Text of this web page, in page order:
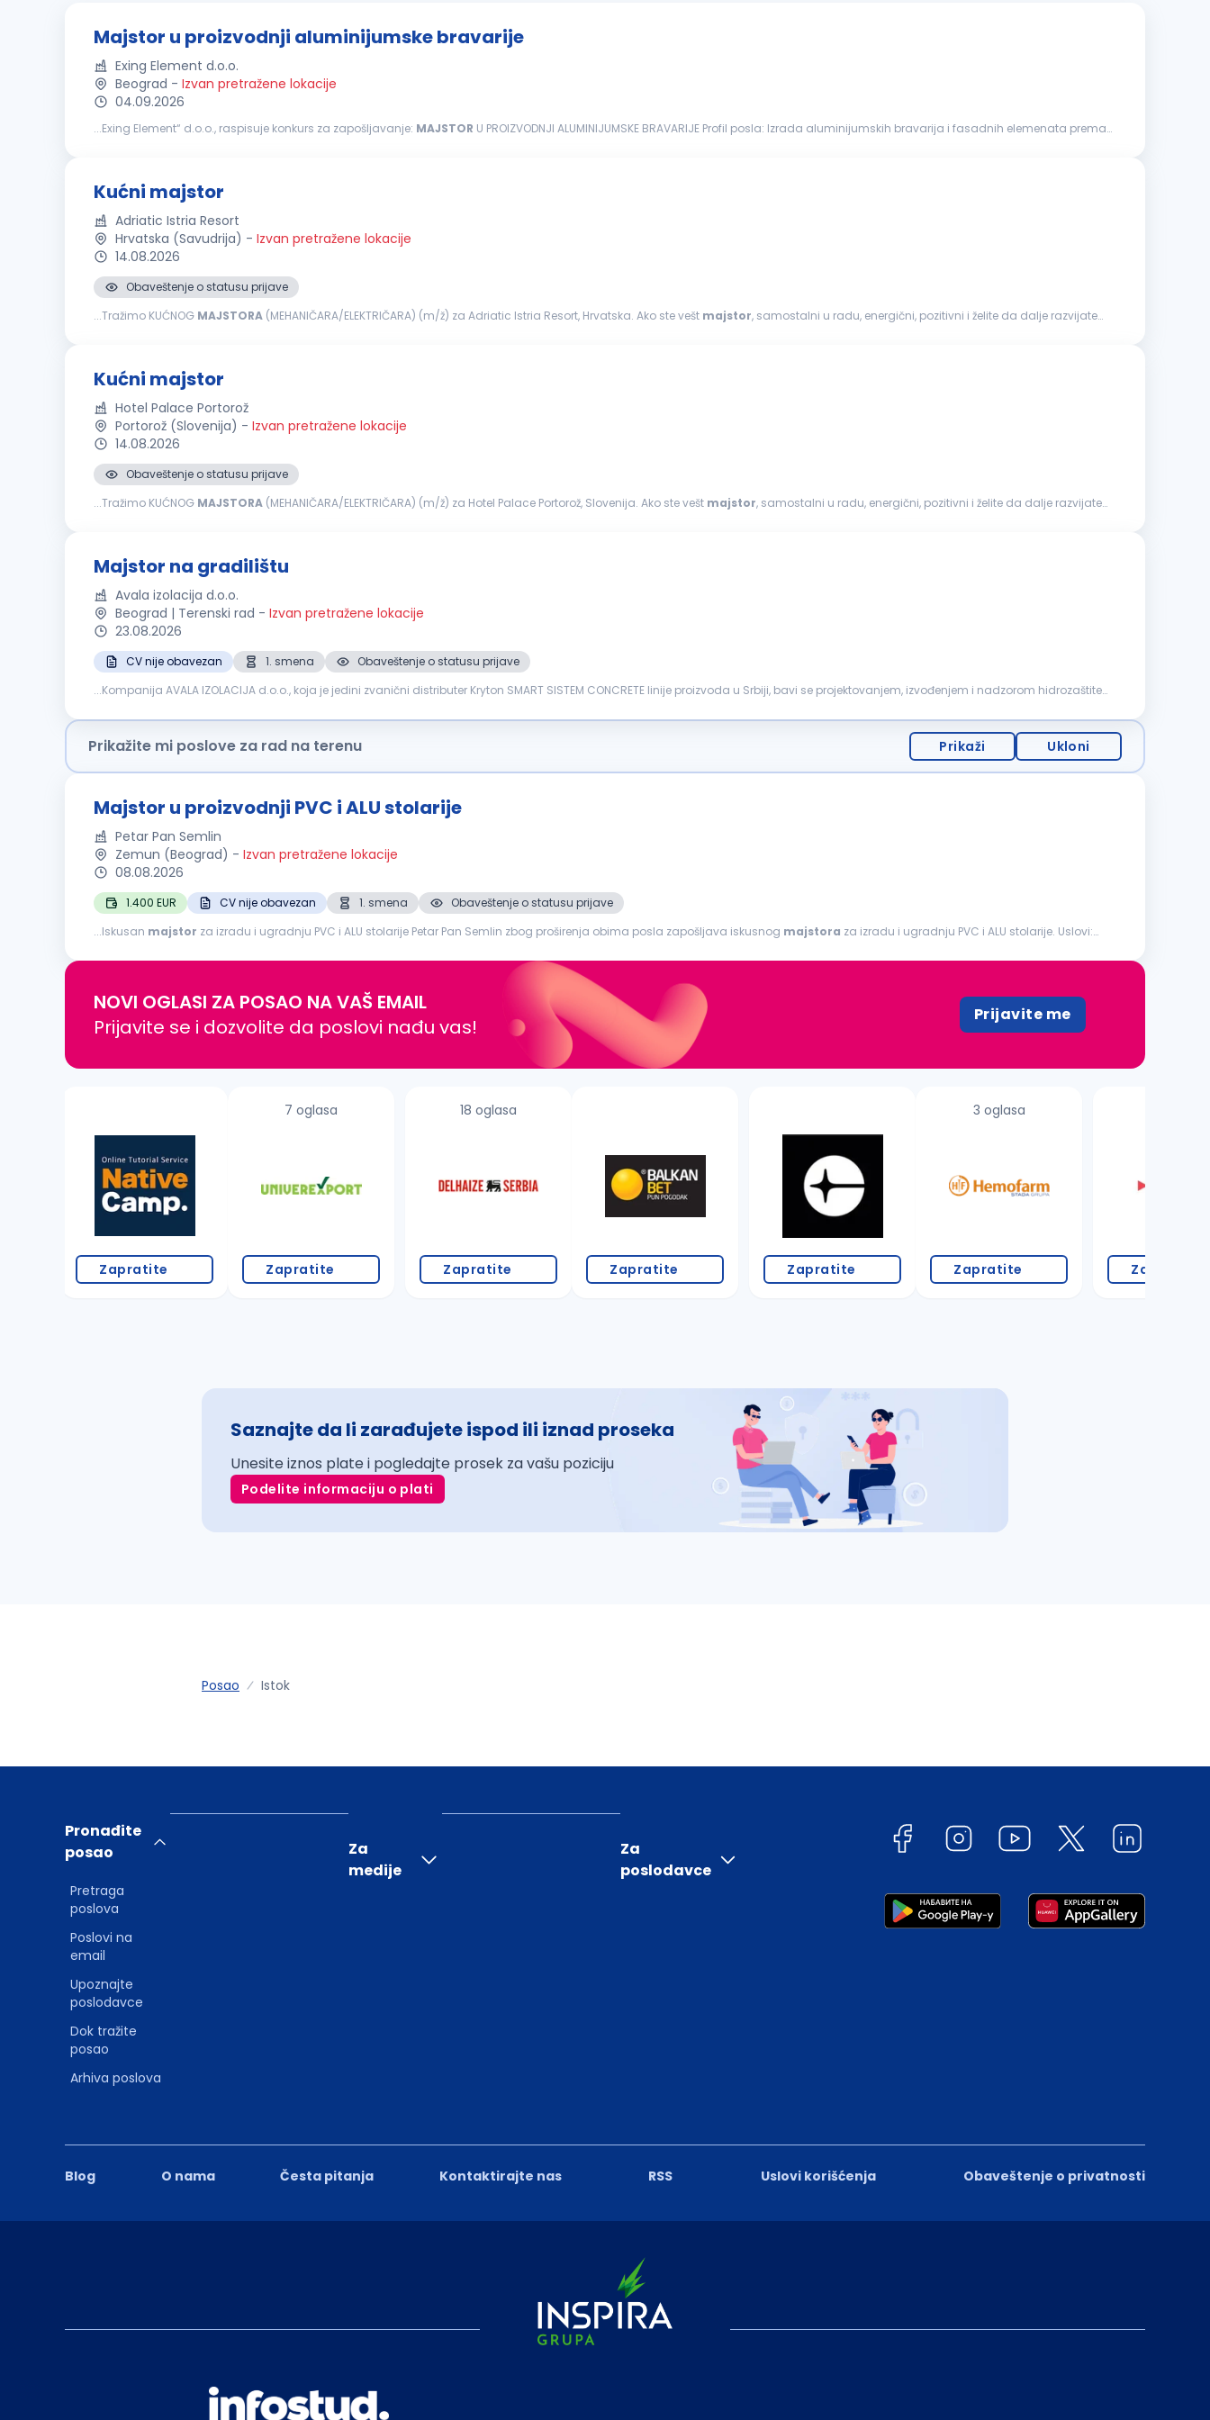
Majstor u proizvodnji aluminijumske bravarije
Exing Element d.o.o.
Beograd - Izvan pretražene lokacije
04.09.2026
...Exing Element“ d.o.o., raspisuje konkurs za zapošljavanje: MAJSTOR U PROIZVODNJI ALUMINIJUMSKE BRAVARIJE Profil posla: Izrada aluminijumskih bravarija i fasadnih elemenata prema
Kućni majstor
Adriatic Istria Resort
Hrvatska (Savudrija) - Izvan pretražene lokacije
14.08.2026
Obaveštenje o statusu prijave
...Tražimo KUĆNOG MAJSTORA (MEHANIČARA/ELEKTRIČARA) (m/ž) za Adriatic Istria Resort, Hrvatska. Ako ste vešt majstor, samostalni u radu, energični, pozitivni i želite da dalje razvijate
Kućni majstor
Hotel Palace Portorož
Portorož (Slovenija) - Izvan pretražene lokacije
14.08.2026
Obaveštenje o statusu prijave
...Tražimo KUĆNOG MAJSTORA (MEHANIČARA/ELEKTRIČARA) (m/ž) za Hotel Palace Portorož, Slovenija. Ako ste vešt majstor, samostalni u radu, energični, pozitivni i želite da dalje razvijate
Majstor na gradilištu
Avala izolacija d.o.o.
Beograd | Terenski rad - Izvan pretražene lokacije
23.08.2026
CV nije obavezan 1. smena
Obaveštenje o statusu prijave
...Kompanija AVALA IZOLACIJA d.o.o., koja je jedini zvanični distributer Kryton SMART SISTEM CONCRETE linije proizvoda u Srbiji, bavi se projektovanjem, izvođenjem i nadzorom hidrozaštite
Prikažite mi poslove za rad na terenu Prikaži Ukloni
Majstor u proizvodnji PVC i ALU stolarije
Petar Pan Semlin
Zemun (Beograd) - Izvan pretražene lokacije
08.08.2026
1.400 EUR CV nije obavezan 1. smena
Obaveštenje o statusu prijave
...Iskusan majstor za izradu i ugradnju PVC i ALU stolarije Petar Pan Semlin zbog proširenja obima posla zapošljava iskusnog majstora za izradu i ugradnju PVC i ALU stolarije. Uslovi:
NOVI OGLASI ZA POSAO NA VAŠ EMAIL
Prijavite se i dozvolite da poslovi nađu vas!
Prijavite me
Zapratite
7 oglasa
Zapratite
18 oglasa
Zapratite Zapratite Zapratite
3 oglasa
Zapratite Zapratite
Saznajte da li zarađujete ispod ili iznad proseka
Unesite iznos plate i pogledajte prosek za vašu poziciju
Podelite informaciju o plati
Posao Istok
Blog O nama Česta pitanja Kontaktirajte nas RSS Uslovi korišćenja Obaveštenje o privatnosti
Pronađite
posao
Pretraga
poslova
Poslovi na
email
Upoznajte
poslodavce
Dok tražite
posao
Arhiva poslova
Za
medije
Za
poslodavce